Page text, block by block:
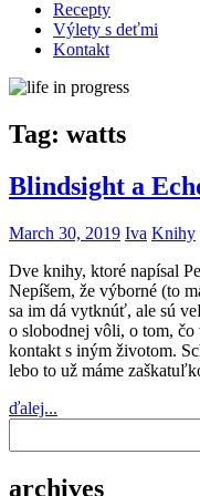
Recepty
Výlety s deťmi
Kontakt
Tag: watts
Blindsight a
March 30, 2019 Iva Knihy
Dve knihy, ktoré napísal
Nepíšem, že výborné (to
sa im dá vytknúť, ale sú
o slobodnej vôli, o tom,
kontakt s iným životom.
lebo to už máme
ďalej...
archives